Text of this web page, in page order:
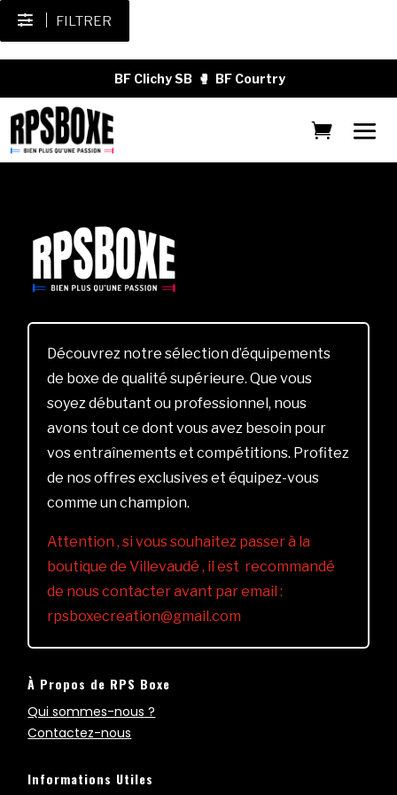
FILTRER
BF Clichy SB 🥊 BF Courtry
Découvrez notre sélection d’équipements
de boxe de qualité supérieure. Que vous
soyez débutant ou professionnel, nous
avons tout ce dont vous avez besoin pour
vos entraînements et compétitions. Profitez
de nos offres exclusives et équipez-vous
comme un champion.
Attention , si vous souhaitez passer à la
boutique de Villevaudé , il est recommandé
de nous contacter avant par email :
rpsboxecreation@gmail.com
À Propos de RPS Boxe
Qui sommes-nous ?
Contactez-nous
Informations Utiles